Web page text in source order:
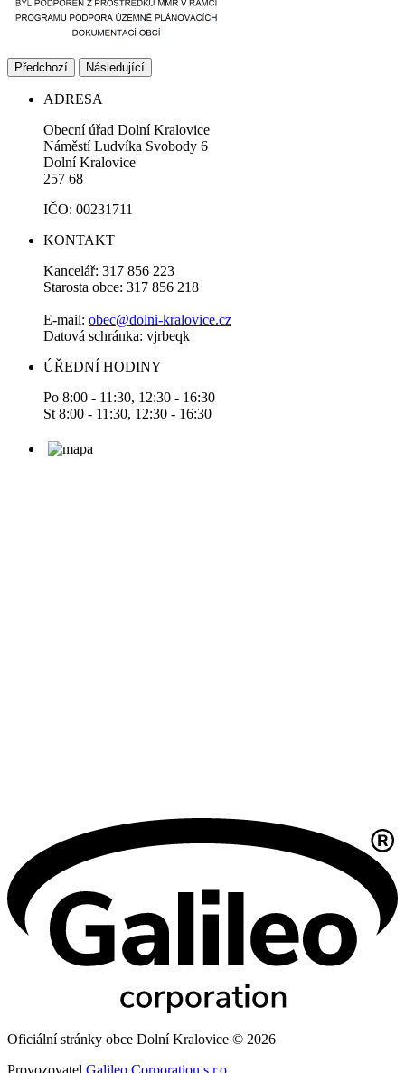
Předchozí Následující
ADRESA
Obecní úřad Dolní Kralovice
Náměstí Ludvíka Svobody 6
Dolní Kralovice
257 68
IČO: 00231711
KONTAKT
Kancelář: 317 856 223
Starosta obce: 317 856 218
E-mail: obec@dolni-kralovice.cz
Datová schránka: vjrbeqk
ÚŘEDNÍ HODINY
Po 8:00 - 11:30, 12:30 - 16:30
St 8:00 - 11:30, 12:30 - 16:30
Oficiální stránky obce Dolní Kralovice © 2026